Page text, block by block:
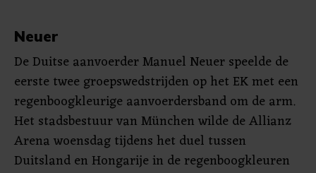
Neuer
De Duitse aanvoerder Manuel Neuer speelde de
eerste twee groepswedstrijden op het EK met een
regenboogkleurige aanvoerdersband om de arm.
Het stadsbestuur van München wilde de Allianz
Arena woensdag tijdens het duel tussen
Duitsland en Hongarije in de regenboogkleuren